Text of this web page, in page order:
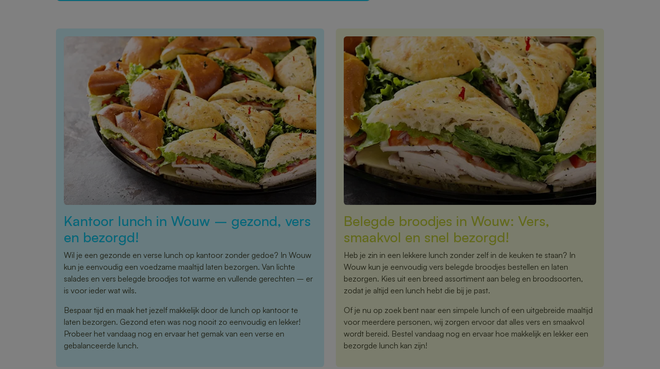
Kantoor lunch in Wouw – gezond, vers
en bezorgd!
Wil je een gezonde en verse lunch op kantoor zonder gedoe? In Wouw
kun je eenvoudig een voedzame maaltijd laten bezorgen. Van lichte
salades en vers belegde broodjes tot warme en vullende gerechten – er
is voor ieder wat wils.
Bespaar tijd en maak het jezelf makkelijk door de lunch op kantoor te
laten bezorgen. Gezond eten was nog nooit zo eenvoudig en lekker!
Probeer het vandaag nog en ervaar het gemak van een verse en
gebalanceerde lunch.
Belegde broodjes in Wouw: Vers,
smaakvol en snel bezorgd!
Heb je zin in een lekkere lunch zonder zelf in de keuken te staan? In
Wouw kun je eenvoudig vers belegde broodjes bestellen en laten
bezorgen. Kies uit een breed assortiment aan beleg en broodsoorten,
zodat je altijd een lunch hebt die bij je past.
Of je nu op zoek bent naar een simpele lunch of een uitgebreide maaltijd
voor meerdere personen, wij zorgen ervoor dat alles vers en smaakvol
wordt bereid. Bestel vandaag nog en ervaar hoe makkelijk en lekker een
bezorgde lunch kan zijn!